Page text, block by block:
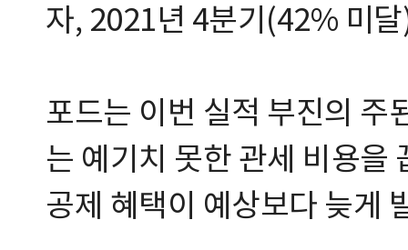
자, 2021년 4분기(42% 미
포드는 이번 실적 부진의 주
는 예기치 못한 관세 비용을
공제 혜택이 예상보다 늦게